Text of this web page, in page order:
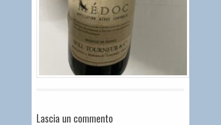
Lascia un commento